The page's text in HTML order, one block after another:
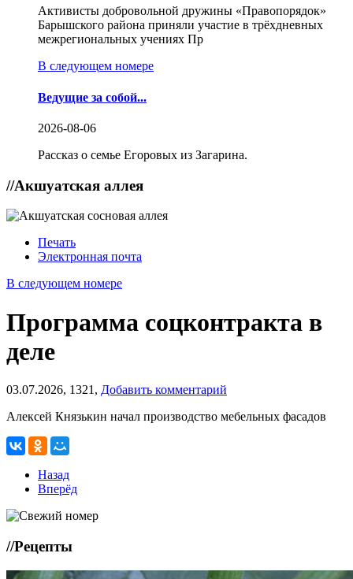
Активисты добровольной дружины «Правопорядок»
Барышского района приняли участие в трёхдневных
межрегиональных учениях Пр
В следующем номере
Ведущие за собой...
2026-08-06
Рассказ о семье Егоровых из Загарина.
//Акшуатская аллея
Печать
Электронная почта
В следующем номере
Программа соцконтракта в
деле
03.07.2026, 1321, Добавить комментарий
Алексей Князькин начал производство мебельных фасадов
Назад
Вперёд
//Рецепты